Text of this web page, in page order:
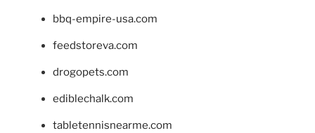
bbq-empire-usa.com
feedstoreva.com
drogopets.com
ediblechalk.com
tabletennisnearme.com